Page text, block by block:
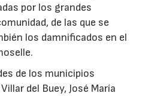
por los grandes
de las que se
los damnificados en el
de los municipios
del Buey, José María